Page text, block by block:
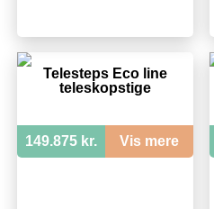
Telesteps Eco line
teleskopstige
149.875 kr. Vis mere